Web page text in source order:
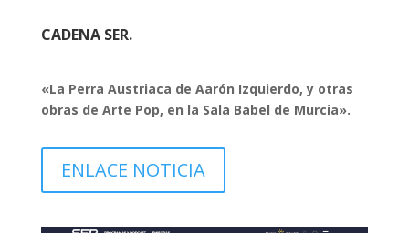
CADENA SER.
«La Perra Austriaca de Aarón Izquierdo, y otras
obras de Arte Pop, en la Sala Babel de Murcia».
ENLACE NOTICIA